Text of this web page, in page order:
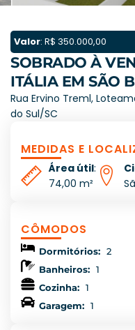
Valor: R$ 350.000,00
SOBRADO À
ITÁLIA EM SÃO
Rua Ervino Treml,
do Sul/SC
MEDIDAS E
Área útil:
74,00 m²
CÔMODOS
Dormitórios: 2
Banheiros: 1
Cozinha: 1
Garagem: 1